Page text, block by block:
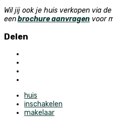
Wil jij ook je huis verkopen via
eenbrochure aanvragen voor
Delen
huis
inschakelen
makelaar